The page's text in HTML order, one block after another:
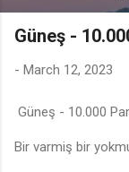
Güneş -
- March 12, 2023
Güneş - 10.000
Bir varmiş bir